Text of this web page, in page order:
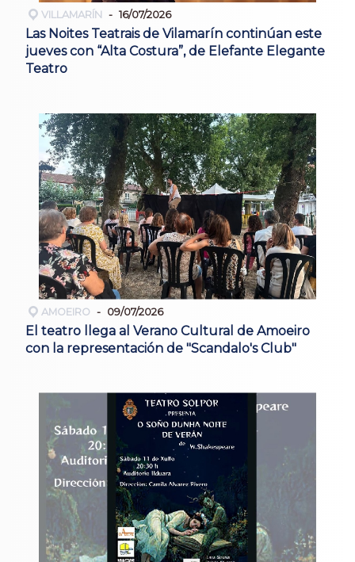
VILLAMARÍN 16/07/2026
Las Noites Teatrais de Vilamarín continúan este
jueves con “Alta Costura”, de Elefante Elegante
Teatro
AMOEIRO 09/07/2026
El teatro llega al Verano Cultural de Amoeiro
con la representación de "Scandalo's Club"